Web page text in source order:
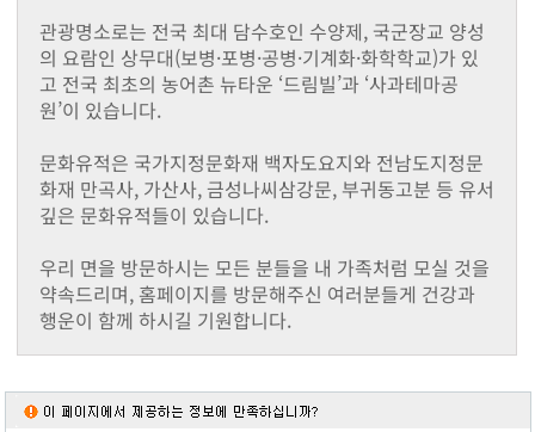
북일면
북이면
북하면
찾아오시는길
관광명소로는 전국 최대 담수호인 수양제, 국군장교 양성
의 요람인 상무대(보병·포병·공병·기계화·화학학교)가 있
고 전국 최초의 농어촌 뉴타운 ‘드림빌’과 ‘사과테마공
원’이 있습니다.
문화유적은 국가지정문화재 백자도요지와 전남도지정문
화재 만곡사, 가산사, 금성나씨삼강문, 부귀동고분 등 유서
깊은 문화유적들이 있습니다.
우리 면을 방문하시는 모든 분들을 내 가족처럼 모실 것을
약속드리며, 홈페이지를 방문해주신 여러분들게 건강과
행운이 함께 하시길 기원합니다.